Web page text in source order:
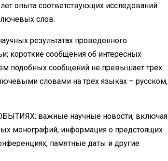
опыта соответствующих исследований.
слов.
результатах проведенного
короткие сообщения об интересных
подобных сообщений не превышает трех
словами на трех языках – русском,
важные научные новости, включая
монографий, информация о предстоящих
памятные даты и другие